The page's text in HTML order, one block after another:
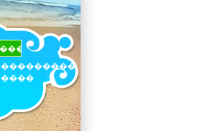
���������
����